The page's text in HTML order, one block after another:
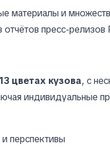
материалы и
пресс-релизов
13 цветах кузова, с
индивидуальные
перспективы